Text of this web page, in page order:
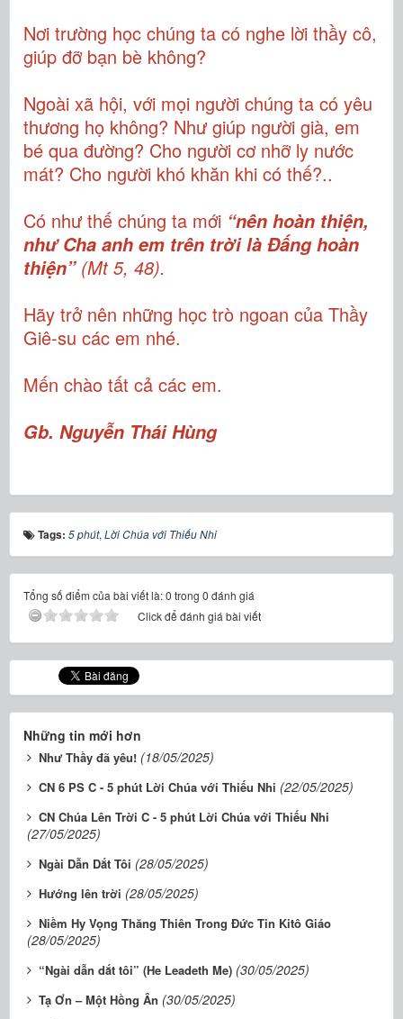
Nơi trường học chúng ta có nghe lời thầy cô,
giúp đỡ bạn bè không?
Ngoài xã hội, với mọi người chúng ta có yêu
thương họ không? Như giúp người già, em
bé qua đường? Cho người cơ nhỡ ly nước
mát? Cho người khó khăn khi có thế?..
Có như thế chúng ta mới “nên hoàn thiện,
như Cha anh em trên trời là Đấng hoàn
thiện” (Mt 5, 48).
Hãy trở nên những học trò ngoan của Thầy
Giê-su các em nhé.
Mến chào tất cả các em.
Gb. Nguyễn Thái Hùng
Tags: 5 phút, Lời Chúa với Thiếu Nhi
Tổng số điểm của bài viết là: 0 trong 0 đánh giá
Click để đánh giá bài viết
Những tin mới hơn
Như Thầy đã yêu! (18/05/2025)
CN 6 PS C - 5 phút Lời Chúa với Thiếu Nhi (22/05/2025)
CN Chúa Lên Trời C - 5 phút Lời Chúa với Thiếu Nhi
(27/05/2025)
Ngài Dẫn Dắt Tôi (28/05/2025)
Hướng lên trời (28/05/2025)
Niềm Hy Vọng Thăng Thiên Trong Đức Tin Kitô Giáo
(28/05/2025)
“Ngài dẫn dắt tôi” (He Leadeth Me) (30/05/2025)
Tạ Ơn – Một Hồng Ân (30/05/2025)